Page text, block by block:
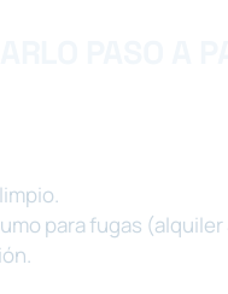
para fugas